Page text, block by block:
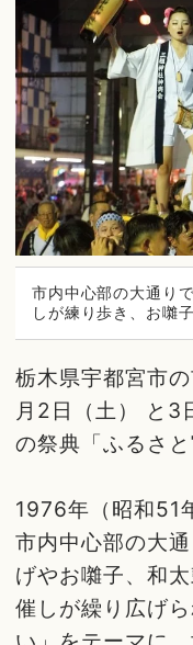
市内中心部の大通り
しが練り歩き、お囃
栃木県宇都宮市
月2日（土） と3
の祭典「ふるさ
1976年（昭和51
市内中心部の大
げやお囃子、和
催しが繰り広げ